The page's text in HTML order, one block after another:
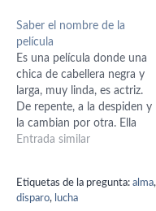
está en la mesa de sacrificio
y aparece el…
Saber el nombre de la
película
Es una película donde una
chica de cabellera negra y
larga, muy linda, es actriz.
De repente, a la despiden y
la cambian por otra. Ella
decide hacer un pacto con
competencia.
Entrada similar
Etiquetas de la pregunta: alma,
disparo, lucha